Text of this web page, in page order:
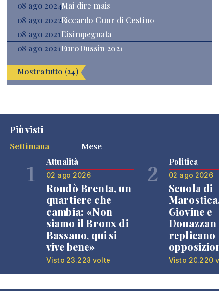
08 ago 2024Mai dire mais
08 ago 2022Riccardo Cuor di Cestino
08 ago 2021Disimpegnata
08 ago 2021EuroDussin 2021
Mostra tutto (24)
Più visti
Settimana
Mese
1 Attualità
02 ago 2026
Rondò Brenta, un
quartiere che
cambia: «Non
siamo il Bronx di
Bassano, qui si
vive bene»
Visto 23.228 volte
2 Politica
02 ago 2026
Scuola di
Giovine e
Donazzan
replicano
Visto 20.220